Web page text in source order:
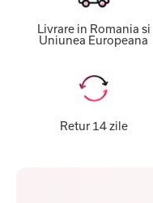
Livrare in Romania si
Uniunea Europeana
Retur 14 zile